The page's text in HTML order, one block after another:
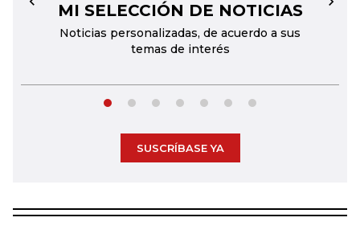
MI SELECCIÓN DE NOTICIAS
Noticias personalizadas, de acuerdo a sus
temas de interés
← →
SUSCRÍBASE YA